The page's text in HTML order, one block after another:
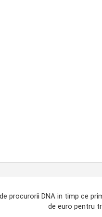
procurorii DNA in timp ce
de euro pentru